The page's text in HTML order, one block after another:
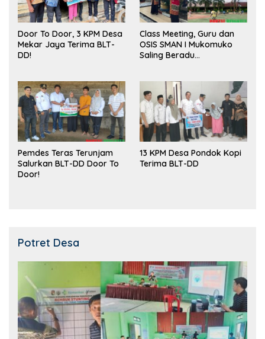
Door To Door, 3 KPM Desa
Mekar Jaya Terima BLT-
DD!
Class Meeting, Guru dan
OSIS SMAN I Mukomuko
Saling Beradu
Pemdes Teras Terunjam
Salurkan BLT-DD Door To
Door!
13 KPM Desa Pondok Kopi
Terima BLT-DD
Potret Desa